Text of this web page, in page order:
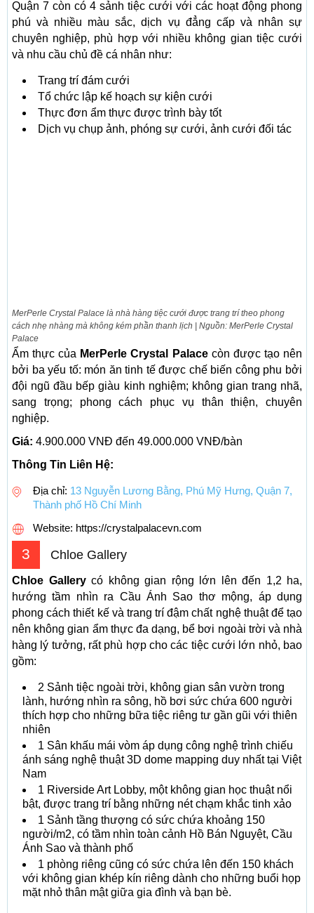
Quận 7 còn có 4 sảnh tiệc cưới với các hoạt động phong
phú và nhiều màu sắc, dịch vụ đẳng cấp và nhân sự
chuyên nghiệp, phù hợp với nhiều không gian tiệc cưới
và nhu cầu chủ đề cá nhân như:
Trang trí đám cưới
Tổ chức lập kế hoạch sự kiện cưới
Thực đơn ẩm thực được trình bày tốt
Dịch vụ chụp ảnh, phóng sự cưới, ảnh cưới đối tác
MerPerle Crystal Palace là nhà hàng tiệc cưới được trang trí theo phong
cách nhẹ nhàng mà không kém phần thanh lịch | Nguồn: MerPerle Crystal
Palace
Ẩm thực của MerPerle Crystal Palacecòn được tạo nên
bởi ba yếu tố: món ăn tinh tế được chế biến công phu bởi
đội ngũ đầu bếp giàu kinh nghiệm; không gian trang nhã,
sang trọng; phong cách phục vụ thân thiện, chuyên
nghiệp.
Giá: 4.900.000 VNĐ đến 49.000.000 VNĐ/bàn
Thông Tin Liên Hệ:
Địa chỉ: 13 Nguyễn Lương Bằng, Phú Mỹ Hưng, Quận 7,
Thành phố Hồ Chí Minh
Website: https://crystalpalacevn.com
3 Chloe Gallery
Chloe Gallerycó không gian rộng lớn lên đến 1,2 ha,
hướng tầm nhìn ra Cầu Ánh Sao thơ mộng, áp dụng
phong cách thiết kế và trang trí đậm chất nghệ thuật để tạo
nên không gian ẩm thực đa dạng, bể bơi ngoài trời và nhà
hàng lý tưởng, rất phù hợp cho các tiệc cưới lớn nhỏ, bao
gồm:
2 Sảnh tiệc ngoài trời, không gian sân vườn trong
lành, hướng nhìn ra sông, hồ bơi sức chứa 600 người
thích hợp cho những bữa tiệc riêng tư gần gũi với thiên
nhiên
1 Sân khấu mái vòm áp dụng công nghệ trình chiếu
ánh sáng nghệ thuật 3D dome mapping duy nhất tại Việt
Nam
1 Riverside Art Lobby, một không gian học thuật nổi
bật, được trang trí bằng những nét chạm khắc tinh xảo
1 Sảnh tầng thượng có sức chứa khoảng 150
người/m2, có tầm nhìn toàn cảnh Hồ Bán Nguyệt, Cầu
Ánh Sao và thành phố
1 phòng riêng cũng có sức chứa lên đến 150 khách
với không gian khép kín riêng dành cho những buổi họp
mặt nhỏ thân mật giữa gia đình và bạn bè.